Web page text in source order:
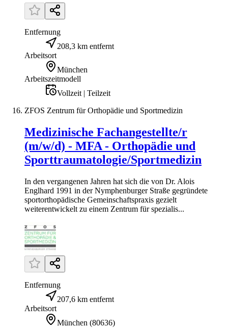
Entfernung
208,3 km entfernt
Arbeitsort
München
Arbeitszeitmodell
Vollzeit | Teilzeit
ZFOS Zentrum für Orthopädie und Sportmedizin
Medizinische Fachangestellte/r
(m/w/d) - MFA - Orthopädie und
Sporttraumatologie/Sportmedizin
In den vergangenen Jahren hat sich die von Dr. Alois
Englhard 1991 in der Nymphenburger Straße gegründete
sportorthopädische Gemeinschaftspraxis gezielt
weiterentwickelt zu einem Zentrum für spezialis...
Entfernung
207,6 km entfernt
Arbeitsort
München (80636)